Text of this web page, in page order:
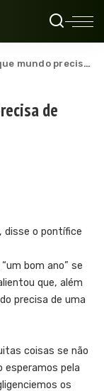
vacina para o coração em 2021
de
disse o pontífice
bom ano” se
que, além
precisa de uma
coisas se não
esperamos pela
os